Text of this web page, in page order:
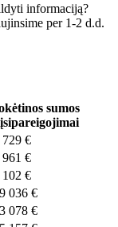
informaciją?
per 1-2 d.d.
sumos
729 €
961 €
102 €
036 €
078 €